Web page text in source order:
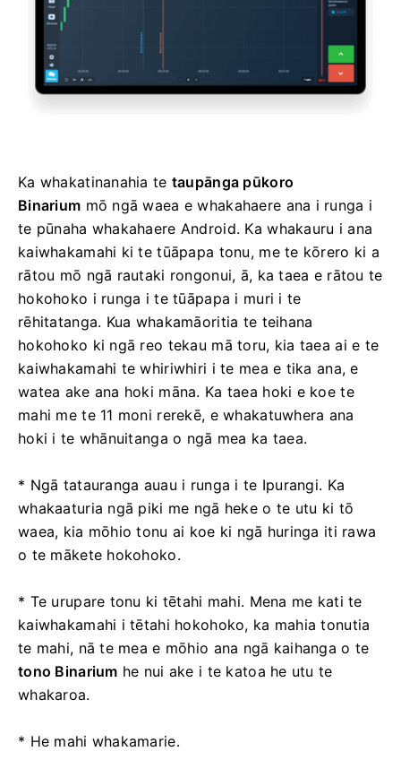
Ka whakatinanahia te taupānga pūkoro
Binarium mō ngā waea e whakahaere ana i runga i
te pūnaha whakahaere Android. Ka whakauru i ana
kaiwhakamahi ki te tūāpapa tonu, me te kōrero ki a
rātou mō ngā rautaki rongonui, ā, ka taea e rātou te
hokohoko i runga i te tūāpapa i muri i te
rēhitatanga. Kua whakamāoritia te teihana
hokohoko ki ngā reo tekau mā toru, kia taea ai e te
kaiwhakamahi te whiriwhiri i te mea e tika ana, e
watea ake ana hoki māna. Ka taea hoki e koe te
mahi me te 11 moni rerekē, e whakatuwhera ana
hoki i te whānuitanga o ngā mea ka taea.
* Ngā tatauranga auau i runga i te Ipurangi. Ka
whakaaturia ngā piki me ngā heke o te utu ki tō
waea, kia mōhio tonu ai koe ki ngā huringa iti rawa
o te mākete hokohoko.
* Te urupare tonu ki tētahi mahi. Mena me kati te
kaiwhakamahi i tētahi hokohoko, ka mahia tonutia
te mahi, nā te mea e mōhio ana ngā kaihanga o te
tono Binarium he nui ake i te katoa he utu te
whakaroa.
* He mahi whakamarie.